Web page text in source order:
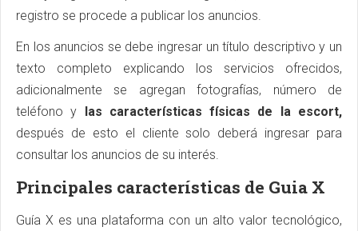
registro se procede a publicar los anuncios.
En los anuncios se debe ingresar un título descriptivo y un
texto completo explicando los servicios ofrecidos,
adicionalmente se agregan fotografías, número de
teléfono y las características físicas de la escort,
después de esto el cliente solo deberá ingresar para
consultar los anuncios de su interés.
Principales características de Guia X
Guía X es una plataforma con un alto valor tecnológico,